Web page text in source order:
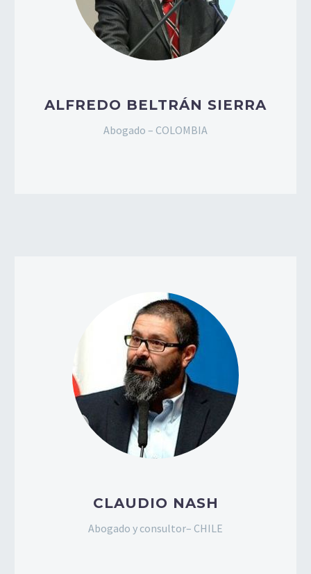
ALFREDO BELTRÁN SIERRA
Abogado – COLOMBIA
CLAUDIO NASH
Abogado y consultor– CHILE